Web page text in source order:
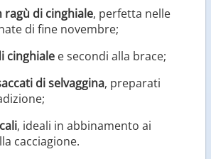
ragù di cinghiale, perfetta nelle
di fine novembre;
cinghiale e secondi alla brace;
di selvaggina, preparati
, ideali in abbinamento ai
cacciagione.